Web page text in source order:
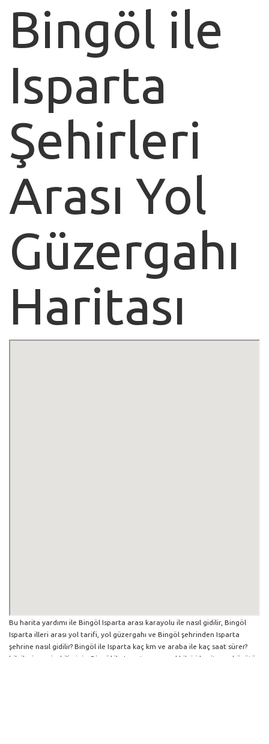
Bingöl ile
Isparta
Şehirleri
Arası Yol
Güzergahı
Haritası
Bu harita yardımı ile Bingöl Isparta arası karayolu ile nasıl gidilir, Bingöl
Isparta illeri arası yol tarifi, yol güzergahı ve Bingöl şehrinden Isparta
şehrine nasıl gidilir? Bingöl ile Isparta kaç km ve araba ile kaç saat sürer?
bilgilerine erişebilirsiniz. Bingöl ile Isparta arası yol bilgisi haritasını büyütüp